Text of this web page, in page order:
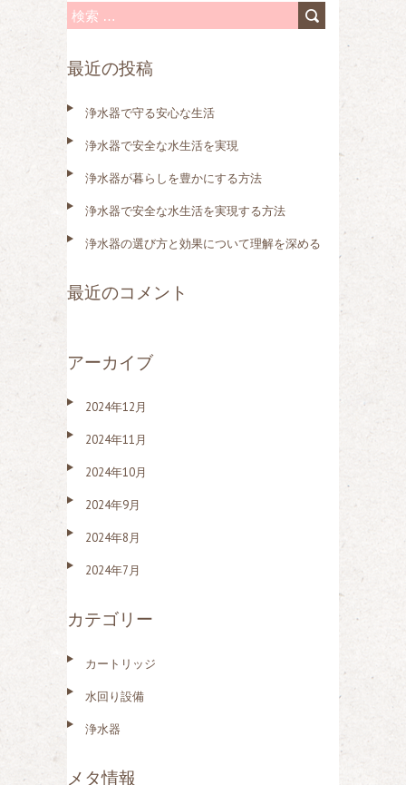
検
:最近の投稿
浄水器で守る安心な生活
浄水器で安全な水生活を実現
浄水器が暮らしを豊かにする方法
浄水器で安全な水生活を実現する方法
浄水器の選び方と効果について理解を深める
最近のコメント
アーカイブ
2024年12月
2024年11月
2024年10月
2024年9月
2024年8月
2024年7月
カテゴリー
カートリッジ
水回り設備
浄水器
メタ情報